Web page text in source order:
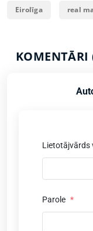
Eirolīga real
KOMENTĀRI
Lietotājvārds
Parole *